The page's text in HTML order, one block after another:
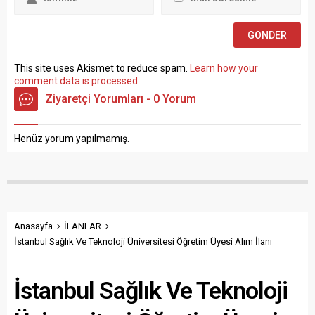
This site uses Akismet to reduce spam.
Learn how your
comment data is processed
Ziyaretçi Yorumları - 0 Yorum
Henüz yorum yapılmamış.
Anasayfa
İLANLAR
İstanbul Sağlık Ve Teknoloji Üniversitesi Öğretim Üyesi Alım İlanı
İstanbul Sağlık Ve Teknoloji